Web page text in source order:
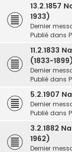
13.2.1857
1933)
Dernier
Publié dans
11.2.1833
(1833-1899)
Dernier
Publié dans
5.2.1907
Dernier
Publié dans
3.2.1882
1962)
Dernier